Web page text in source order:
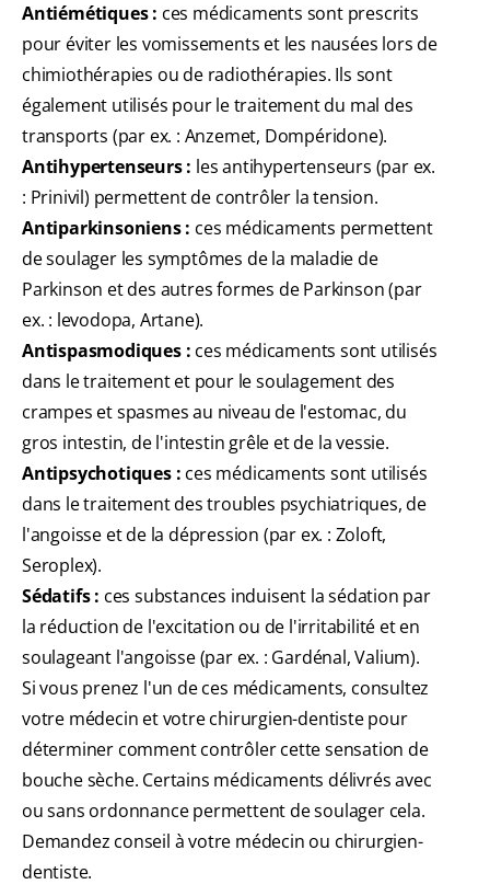
Antiémétiques : ces médicaments sont prescrits
pour éviter les vomissements et les nausées lors de
chimiothérapies ou de radiothérapies. Ils sont
également utilisés pour le traitement du mal des
transports (par ex. : Anzemet, Dompéridone).
Antihypertenseurs : les antihypertenseurs (par ex.
: Prinivil) permettent de contrôler la tension.
Antiparkinsoniens : ces médicaments permettent
de soulager les symptômes de la maladie de
Parkinson et des autres formes de Parkinson (par
ex. : levodopa, Artane).
Antispasmodiques : ces médicaments sont utilisés
dans le traitement et pour le soulagement des
crampes et spasmes au niveau de l'estomac, du
gros intestin, de l'intestin grêle et de la vessie.
Antipsychotiques : ces médicaments sont utilisés
dans le traitement des troubles psychiatriques, de
l'angoisse et de la dépression (par ex. : Zoloft,
Seroplex).
Sédatifs : ces substances induisent la sédation par
la réduction de l'excitation ou de l'irritabilité et en
soulageant l'angoisse (par ex. : Gardénal, Valium).
Si vous prenez l'un de ces médicaments, consultez
votre médecin et votre chirurgien-dentiste pour
déterminer comment contrôler cette sensation de
bouche sèche. Certains médicaments délivrés avec
ou sans ordonnance permettent de soulager cela.
Demandez conseil à votre médecin ou chirurgien-
dentiste.